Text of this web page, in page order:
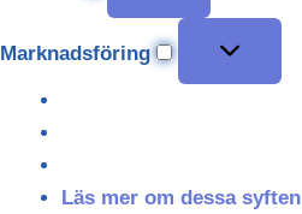
Marknadsföring
Läs mer om dessa syften